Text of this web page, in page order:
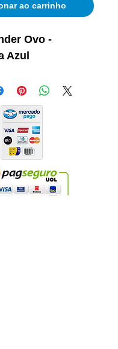
ao carrinho
Ovo -
Azul